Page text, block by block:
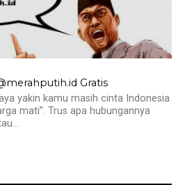
Gratis
yakin kamu masih cinta Indonesia
mati”. Trus apa hubungannya